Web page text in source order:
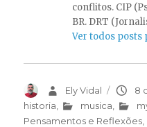
conflitos. CIP
BR. DRT
Ver todos posts
AutorEly Vidal
em
8
historia
musica
Pensamentos e Reflexões